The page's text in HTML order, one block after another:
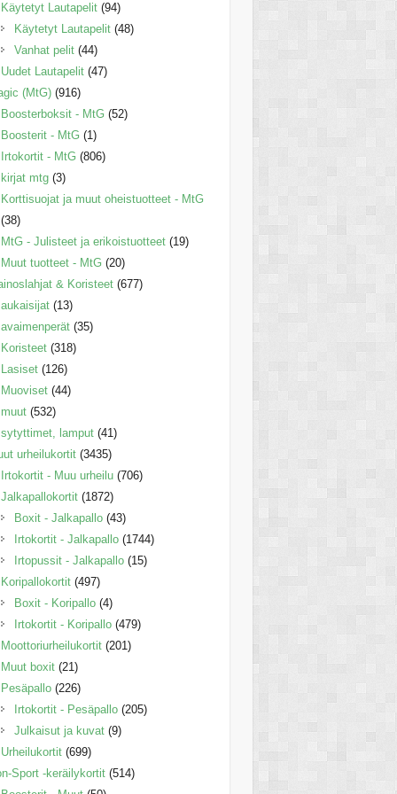
Käytetyt Lautapelit (94)
Käytetyt Lautapelit (48)
Vanhat pelit (44)
Uudet Lautapelit (47)
(MtG) (916)
Boosterboksit - MtG (52)
Boosterit - MtG (1)
Irtokortit - MtG (806)
kirjat mtg (3)
Korttisuojat ja muut oheistuotteet - MtG
(38)
MtG - Julisteet ja erikoistuotteet (19)
Muut tuotteet - MtG (20)
& Koristeet (677)
aukaisijat (13)
avaimenperät (35)
Koristeet (318)
Lasiset (126)
Muoviset (44)
muut (532)
sytyttimet, lamput (41)
urheilukortit (3435)
Irtokortit - Muu urheilu (706)
Jalkapallokortit (1872)
Boxit - Jalkapallo (43)
Irtokortit - Jalkapallo (1744)
Irtopussit - Jalkapallo (15)
Koripallokortit (497)
Boxit - Koripallo (4)
Irtokortit - Koripallo (479)
Moottoriurheilukortit (201)
Muut boxit (21)
Pesäpallo (226)
Irtokortit - Pesäpallo (205)
Julkaisut ja kuvat (9)
Urheilukortit (699)
Sport -keräilykortit (514)